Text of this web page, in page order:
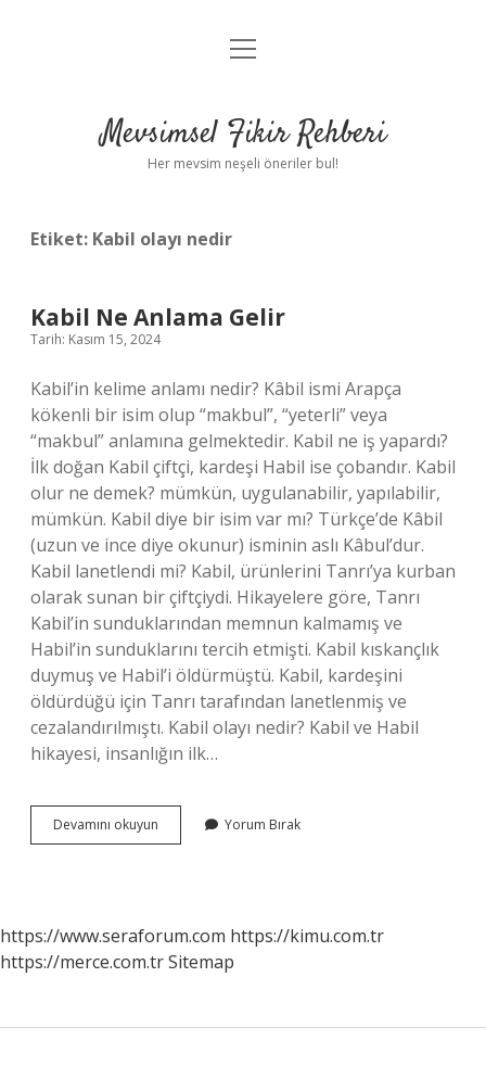
Anasayfa
Yasal Uyarı
menüyü
Mevsimsel Fikir Rehberi
Her mevsim neşeli öneriler bul!
Etiket: Kabil olayı nedir
Kabil Ne Anlama Gelir
Tarih: Kasım 15, 2024
Kabil’in kelime anlamı nedir? Kâbil ismi Arapça
kökenli bir isim olup “makbul”, “yeterli” veya
“makbul” anlamına gelmektedir. Kabil ne iş yapardı?
İlk doğan Kabil çiftçi, kardeşi Habil ise çobandır. Kabil
olur ne demek? mümkün, uygulanabilir, yapılabilir,
mümkün. Kabil diye bir isim var mı? Türkçe’de Kâbil
(uzun ve ince diye okunur) isminin aslı Kâbul’dur.
Kabil lanetlendi mi? Kabil, ürünlerini Tanrı’ya kurban
olarak sunan bir çiftçiydi. Hikayelere göre, Tanrı
Kabil’in sunduklarından memnun kalmamış ve
Habil’in sunduklarını tercih etmişti. Kabil kıskançlık
duymuş ve Habil’i öldürmüştü. Kabil, kardeşini
öldürdüğü için Tanrı tarafından lanetlenmiş ve
cezalandırılmıştı. Kabil olayı nedir? Kabil ve Habil
hikayesi, insanlığın ilk…
Devamını okuyun
Ne
Yorum Bırak
https://www.seraforum.com https://kimu.com.tr
https://merce.com.trSitemap